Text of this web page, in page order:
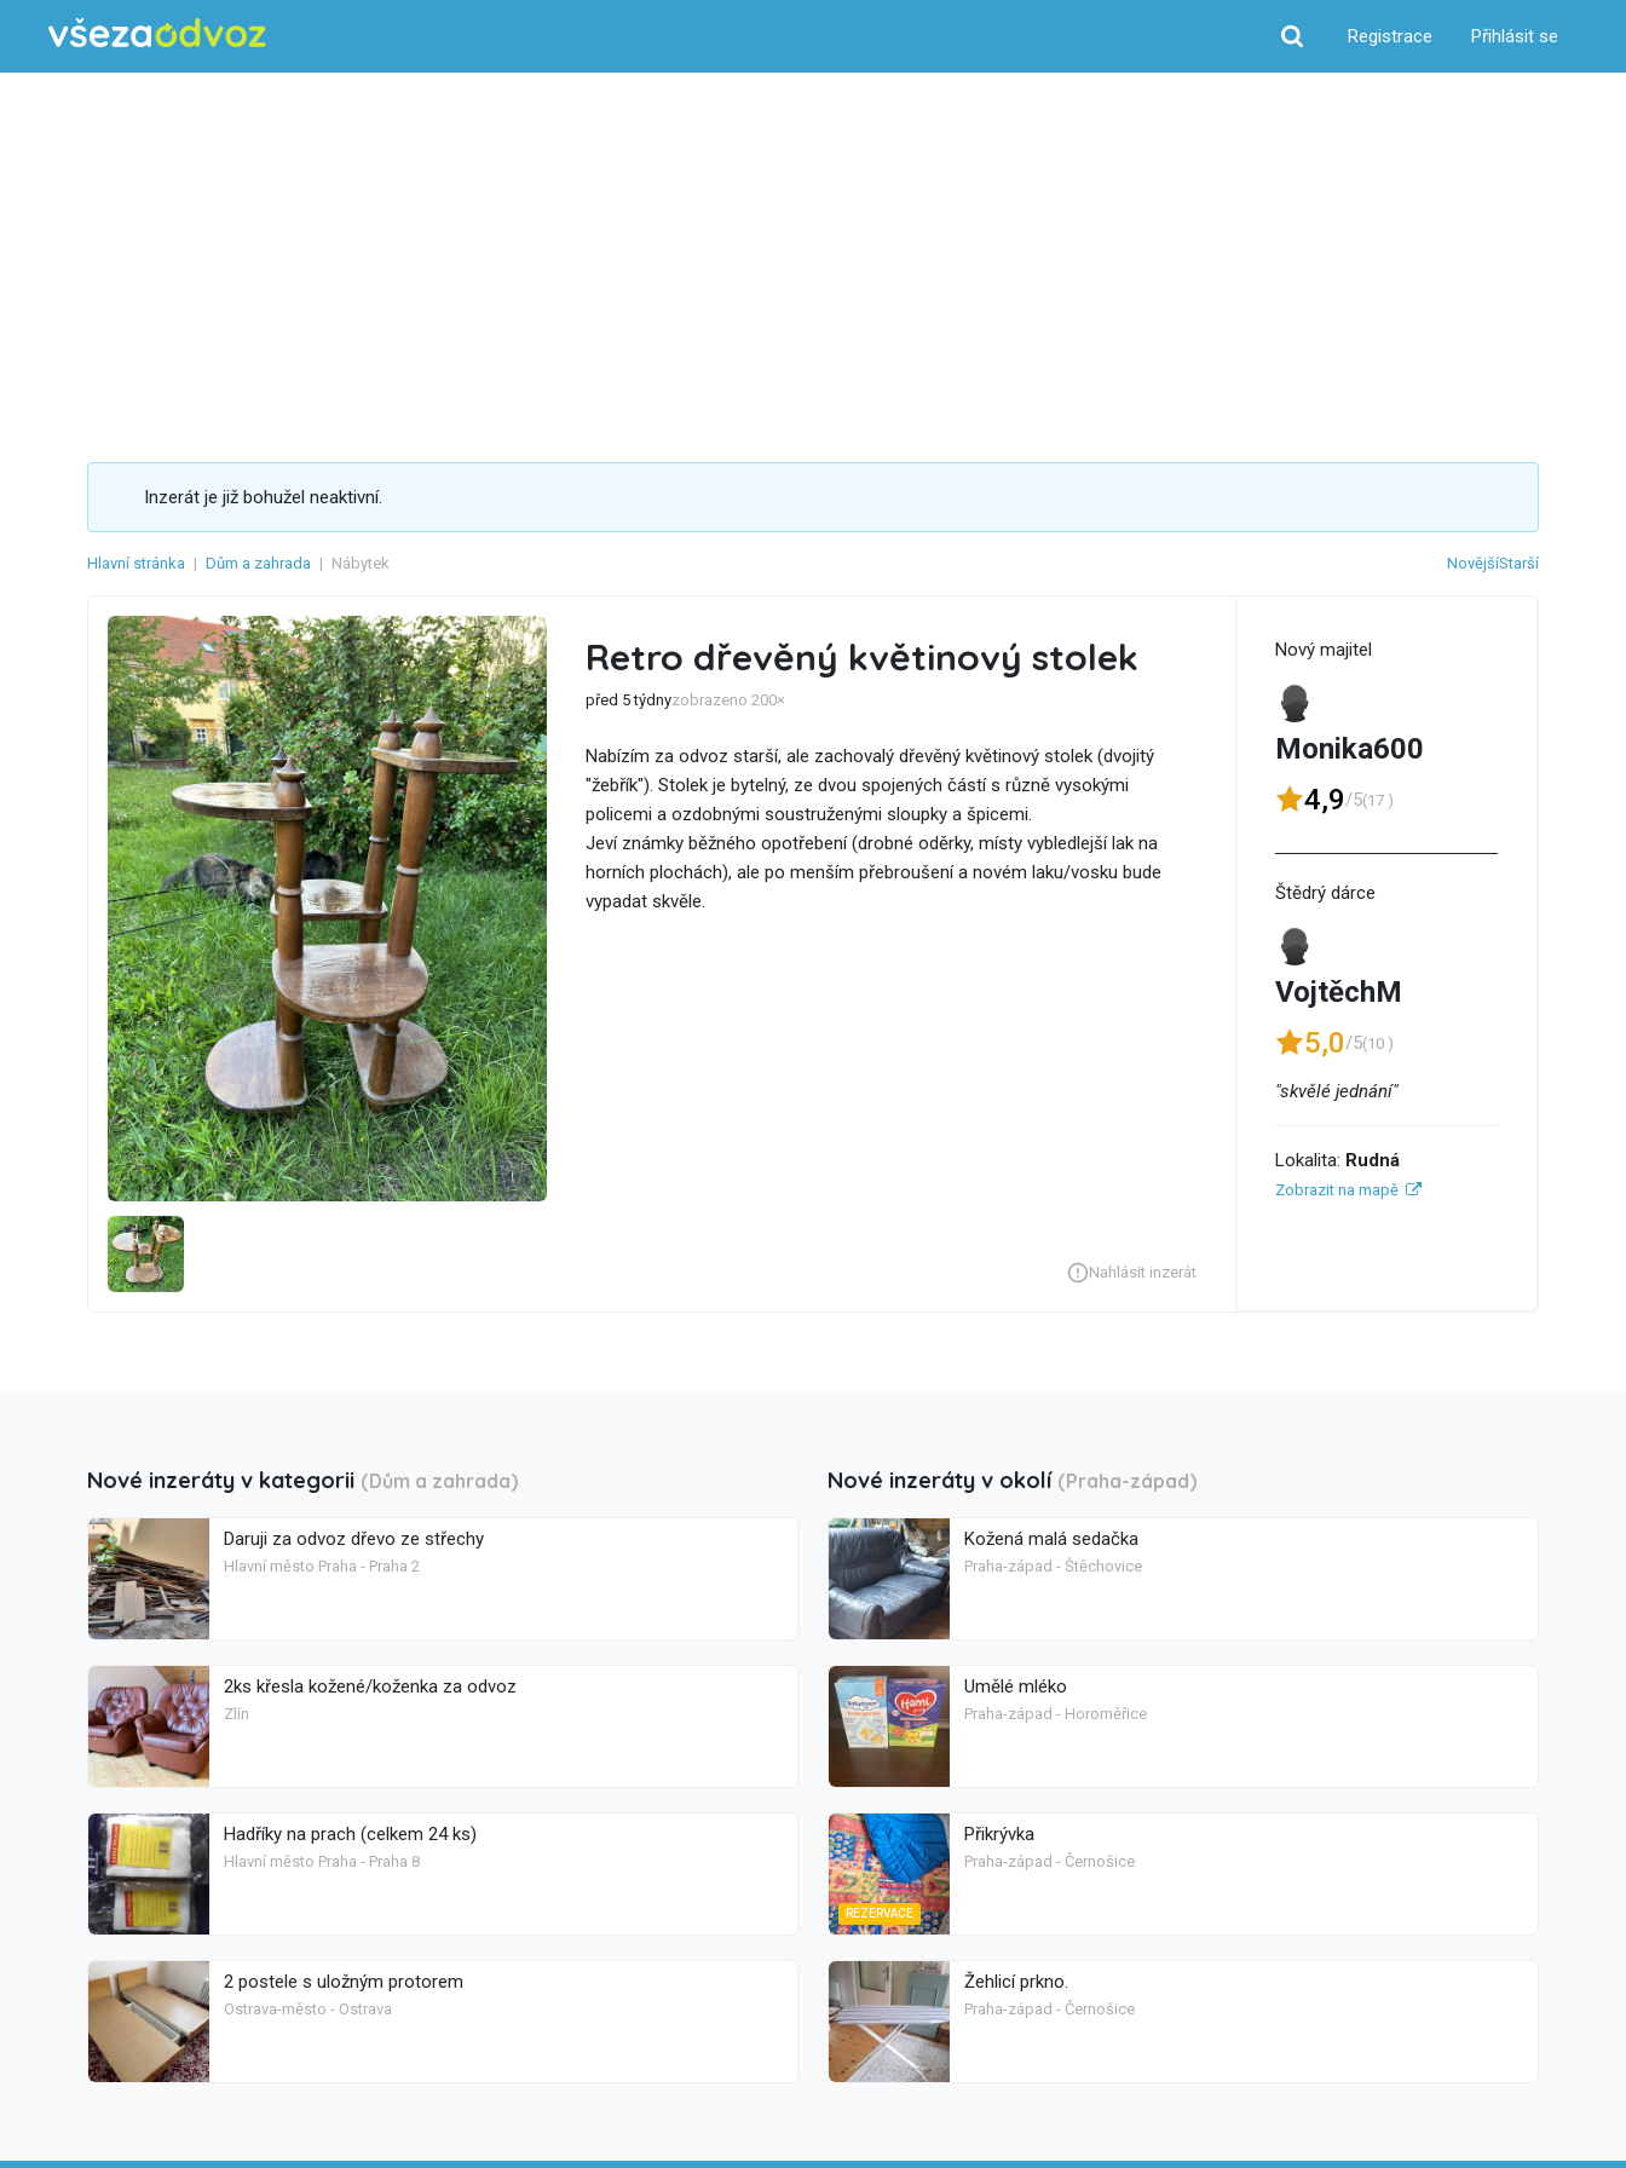
Hledat
Registrace Přihlásit se
Inzerát je již bohužel neaktivní.
Hlavní stránka | Dům a zahrada | Nábytek NovějšíStarší
Retro dřevěný květinový stolek
před 5 týdnyzobrazeno 200×
Nabízím za odvoz starší, ale zachovalý dřevěný květinový stolek (dvojitý
"žebřík"). Stolek je bytelný, ze dvou spojených částí s různě vysokými
policemi a ozdobnými soustruženými sloupky a špicemi.
Jeví známky běžného opotřebení (drobné oděrky, místy vybledlejší lak na
horních plochách), ale po menším přebroušení a novém laku/vosku bude
vypadat skvěle.
Nahlásit inzerát
Nový majitel
Monika600
4,9/5(17 )
Štědrý dárce
VojtěchM
5,0/5(10 )
"skvělé jednání"
Lokalita: Rudná
Zobrazit na mapě
Nové inzeráty v kategorii (Dům a zahrada)
Daruji za odvoz dřevo ze střechy
Hlavní město Praha - Praha 2
2ks křesla kožené/koženka za odvoz
Zlín
Hadříky na prach (celkem 24 ks)
Hlavní město Praha - Praha 8
2 postele s uložným protorem
Ostrava-město - Ostrava
Nové inzeráty v okolí (Praha-západ)
Kožená malá sedačka
Praha-západ - Štěchovice
Umělé mléko
Praha-západ - Horoměřice
REZERVACE
Přikrývka
Praha-západ - Černošice
Žehlicí prkno.
Praha-západ - Černošice